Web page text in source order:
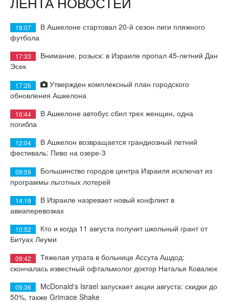
18:07
В Ашкелоне стартовал 20-й сезон лиги пляжного
футбола
17:33
Внимание, розыск: в Израиле пропал 45-летний Дан
Эсек
17:26
Утвержден комплексный план городского
обновления Ашкелона
16:44
В Ашкелоне автобус сбил трех женщин, одна
погибла
12:04
В Ашкелон возвращается грандиозный летний
фестиваль: Пиво на озере-3
09:59
Большинство городов центра Израиля исключат из
программы льготных лотерей
14:19
В Израиле назревает новый конфликт в
авиаперевозках
10:52
Кто и когда 11 августа получит школьный грант от
Битуах Леуми
09:42
Тяжелая утрата в больнице Ассута Ашдод:
скончалась известный офтальмолог доктор Наталья Ковалюк
09:36
McDonald's Israel запускает акции августа: скидки до
50%, также Grimace Shake